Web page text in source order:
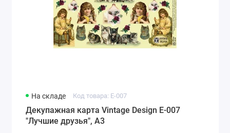
На складе Код товара: E-007
Декупажная карта Vintage Design E-007
"Лучшие друзья", А3